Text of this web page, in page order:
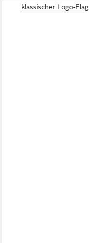
klassischer Logo-Flag